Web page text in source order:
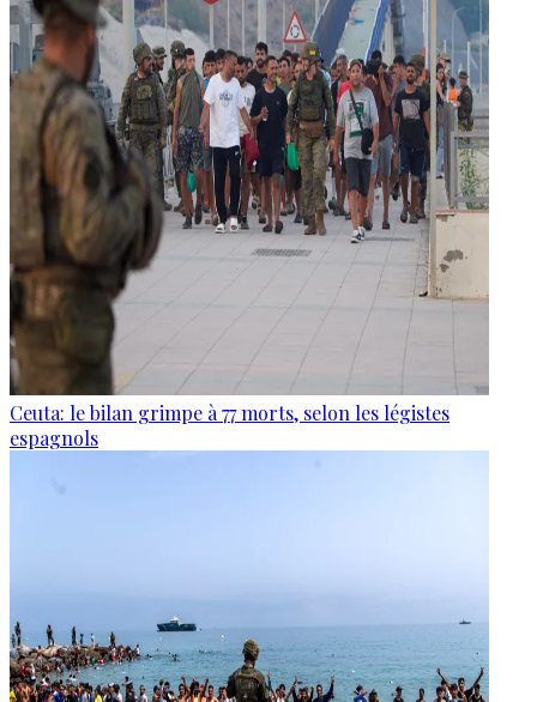
Ceuta: le bilan grimpe à 77 morts, selon les légistes
espagnols